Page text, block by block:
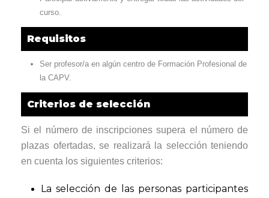
curso.
Requisitos
Ser profesor/a en algún centro de Formación Profesional de
la CAPV.
Criterios de selección
Si el número de inscripciones supera el número de
plazas ofertadas, se realizará la selección teniendo
en cuenta los siguientes criterios:
La selección de las personas participantes